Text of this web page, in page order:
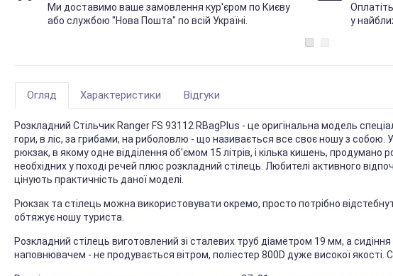
Ми доставимо ваше замовлення кур'єром по Києву
або службою "Нова Пошта" по всій Україні.
у
Огляд Характеристики Відгуки
Розкладний Стільчик Ranger FS 93112 RBagPlus - це оригінальна модель
гори, в ліс, за грибами, на риболовлю - що називається все своє ношу з собою.
рюкзак, в якому одне відділення об'ємом 15 літрів, і кілька кишень, продумано
необхідних у поході речей плюс розкладний стілець. Любителі активного
цінують практичність даної моделі.
Рюкзак та стілець можна використовувати окремо, просто потрібно
обтяжує ношу туриста.
Розкладний стілець виготовлений зі сталевих труб діаметром 19 мм, а сидіння
наповнювачем - не продувається вітром, поліестер 800D дуже високої якості.